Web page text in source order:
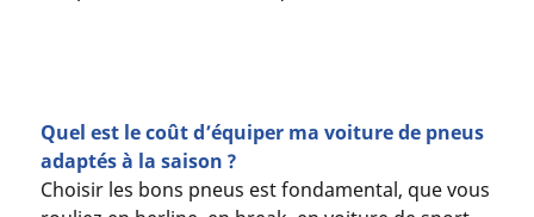
Quel est le coût d’équiper ma voiture de pneus
adaptés à la saison ?
Choisir les bons pneus est fondamental, que vous